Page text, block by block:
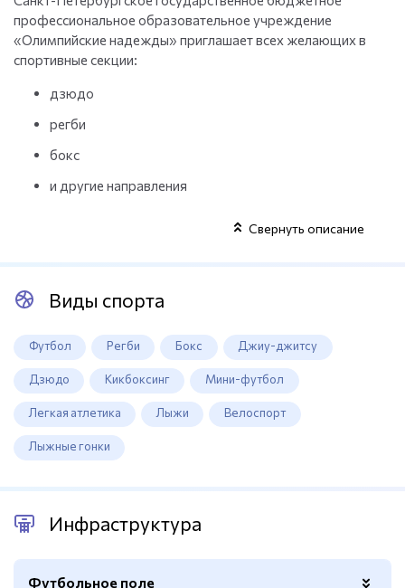
профессиональное образовательное учреждение
«Олимпийские надежды» приглашает всех желающих в
спортивные секции:
дзюдо
регби
бокс
и другие направления
Свернуть описание
Виды спорта
Футбол Регби Бокс Джиу-джитсу
Дзюдо Кикбоксинг Мини-футбол
Легкая атлетика Лыжи Велоспорт
Лыжные гонки
Инфраструктура
Футбольное поле